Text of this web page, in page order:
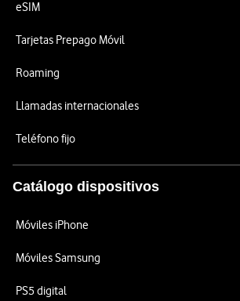
eSIM
Tarjetas Prepago Móvil
Roaming
Llamadas internacionales
Teléfono fijo
Catálogo dispositivos
Móviles iPhone
Móviles Samsung
PS5 digital